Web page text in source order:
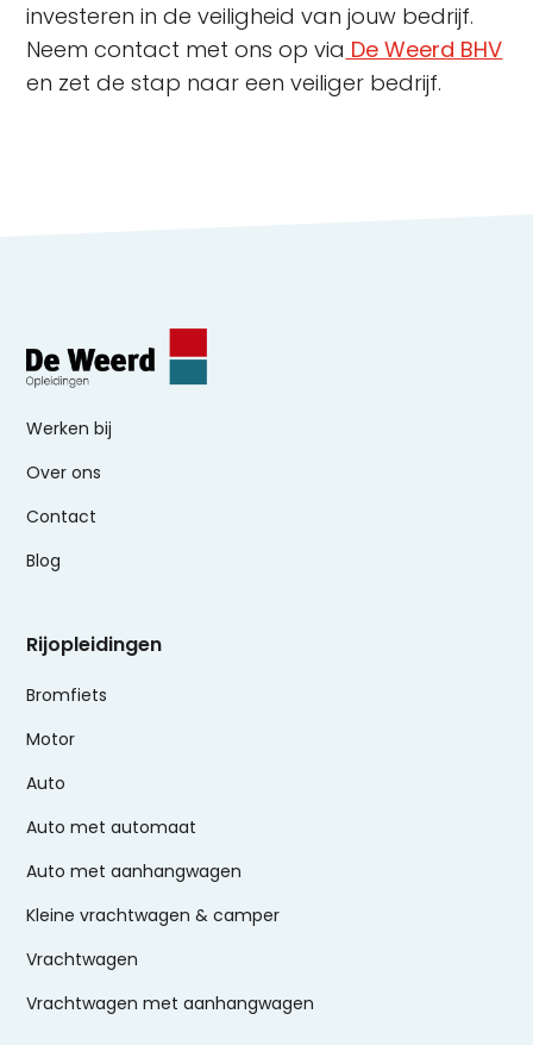
investeren in de veiligheid van jouw bedrijf.
Neem contact met ons op via De Weerd BHV
en zet de stap naar een veiliger bedrijf.
Werken bij
Over ons
Contact
Blog
Rijopleidingen
Bromfiets
Motor
Auto
Auto met automaat
Auto met aanhangwagen
Kleine vrachtwagen & camper
Vrachtwagen
Vrachtwagen met aanhangwagen